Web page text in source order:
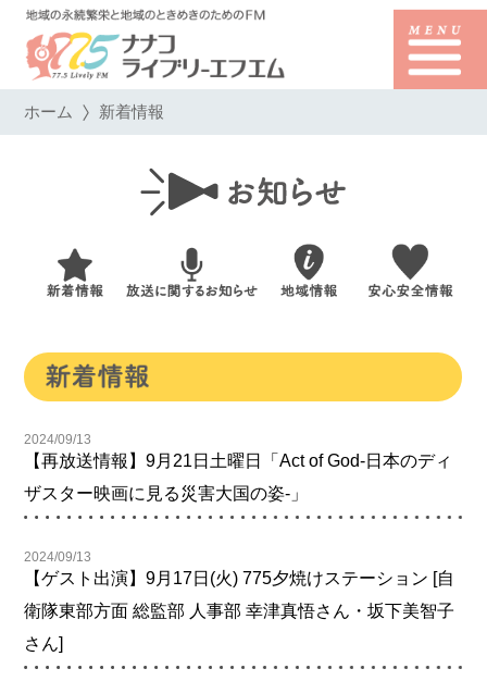
ホーム 新着情報
2024/09/13
【再放送情報】9月21日土曜日「Act of God-日本のディ
ザスター映画に見る災害大国の姿-」
2024/09/13
【ゲスト出演】9月17日(火) 775夕焼けステーション [自
衛隊東部方面 総監部 人事部 幸津真悟さん・坂下美智子
さん]